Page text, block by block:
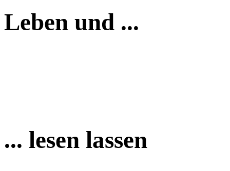
Leben und ...
... lesen lassen